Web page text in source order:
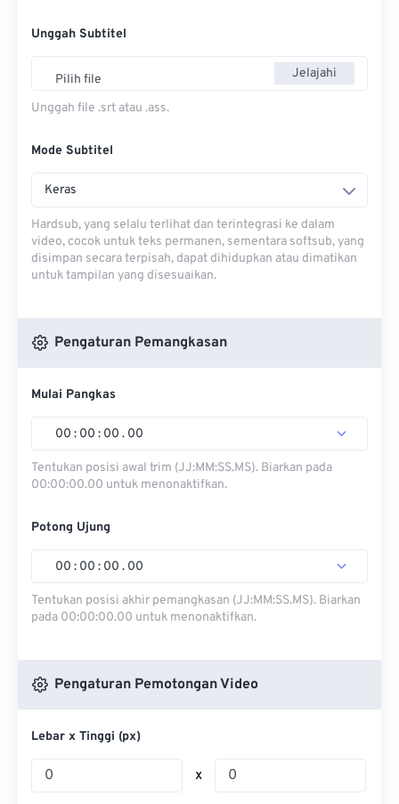
Unggah Subtitel
Pilih file Jelajahi
Unggah file .srt atau .ass.
Mode Subtitel
Keras
Hardsub, yang selalu terlihat dan terintegrasi ke dalam
video, cocok untuk teks permanen, sementara softsub, yang
disimpan secara terpisah, dapat dihidupkan atau dimatikan
untuk tampilan yang disesuaikan.
Pengaturan Pemangkasan
Mulai Pangkas
00 : 00 : 00 . 00
Tentukan posisi awal trim (JJ:MM:SS.MS). Biarkan pada
00:00:00.00 untuk menonaktifkan.
Potong Ujung
00 : 00 : 00 . 00
Tentukan posisi akhir pemangkasan (JJ:MM:SS.MS). Biarkan
pada 00:00:00.00 untuk menonaktifkan.
Pengaturan Pemotongan Video
Lebar x Tinggi (px)
x